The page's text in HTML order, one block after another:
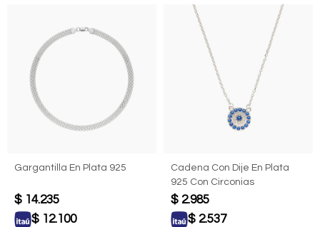
Gargantilla En Plata 925
$ 14.235
$ 12.100
Cadena Con Dije En Plata
925 Con Circonias
$ 2.985
$ 2.537